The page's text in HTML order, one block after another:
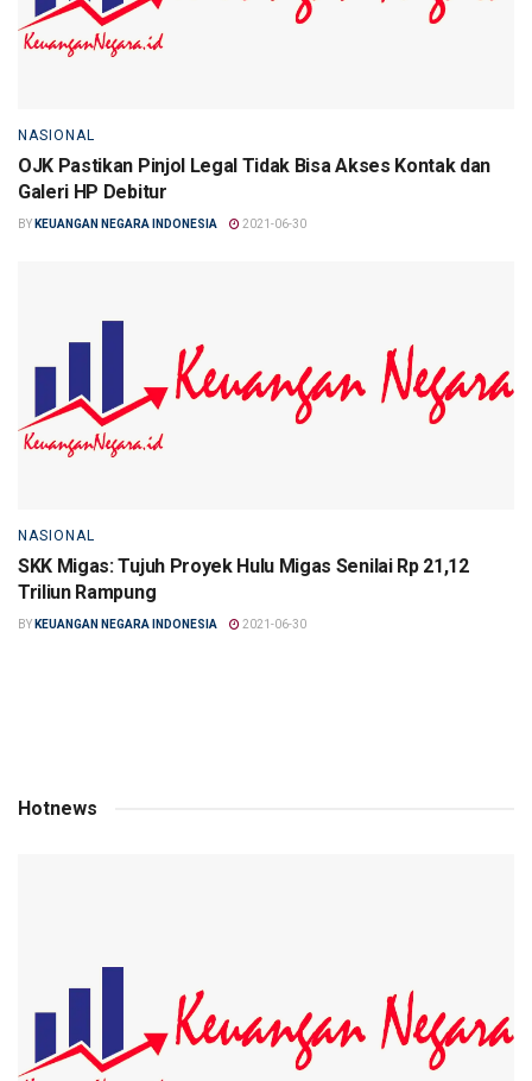
NASIONAL
OJK Pastikan Pinjol Legal Tidak Bisa Akses Kontak dan
Galeri HP Debitur
BY KEUANGAN NEGARA INDONESIA 2021-06-30
NASIONAL
SKK Migas: Tujuh Proyek Hulu Migas Senilai Rp 21,12
Triliun Rampung
BY KEUANGAN NEGARA INDONESIA 2021-06-30
Hotnews